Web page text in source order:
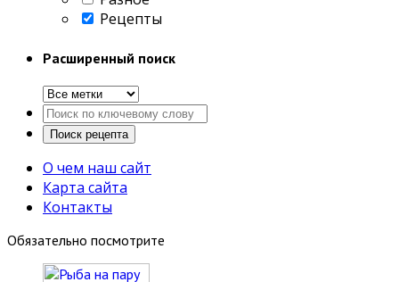
Рецепты
Расширенный поиск
О чем наш сайт
Карта сайта
Контакты
Обязательно посмотрите